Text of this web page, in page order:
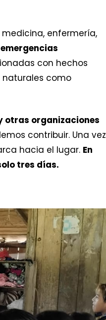
enfermería,
con hechos
como
otras organizaciones
contribuir. Una vez
hacia el lugar. En
tres días.